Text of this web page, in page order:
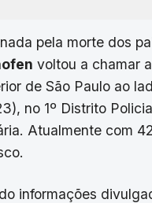
pela morte dos
voltou a chamar
de São Paulo ao
no 1º Distrito
Atualmente com
informações